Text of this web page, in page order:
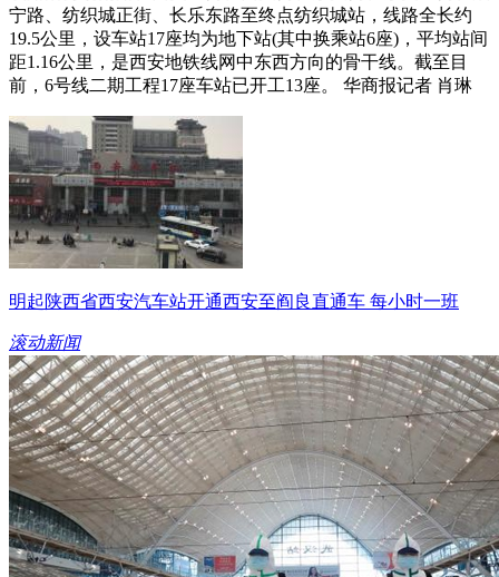
宁路、纺织城正街、长乐东路至终点纺织城站，线路全长约
19.5公里，设车站17座均为地下站(其中换乘站6座)，平均站间
距1.16公里，是西安地铁线网中东西方向的骨干线。截至目
前，6号线二期工程17座车站已开工13座。 华商报记者 肖琳
明起陕西省西安汽车站开通西安至阎良直通车 每小时一班
滚动新闻